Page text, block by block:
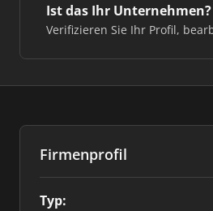
Ist das Ihr Unternehmen?
Verifizieren Sie Ihr Profil,
Firmenprofil
Typ: